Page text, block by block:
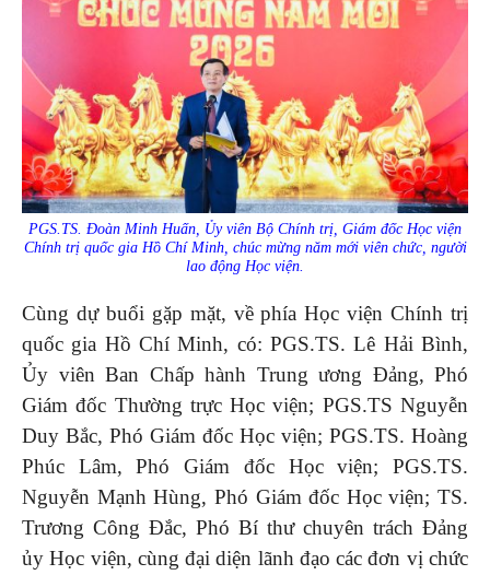
PGS.TS. Đoàn Minh Huấn, Ủy viên Bộ Chính trị, Giám đốc Học viện
Chính trị quốc gia Hồ Chí Minh, chúc mừng năm mới viên chức, người
lao động Học viện.
Cùng dự buổi gặp mặt, về phía Học viện Chính trị
quốc gia Hồ Chí Minh, có: PGS.TS. Lê Hải Bình,
Ủy viên Ban Chấp hành Trung ương Đảng, Phó
Giám đốc Thường trực Học viện; PGS.TS Nguyễn
Duy Bắc, Phó Giám đốc Học viện; PGS.TS. Hoàng
Phúc Lâm, Phó Giám đốc Học viện; PGS.TS.
Nguyễn Mạnh Hùng, Phó Giám đốc Học viện; TS.
Trương Công Đắc, Phó Bí thư chuyên trách Đảng
ủy Học viện, cùng đại diện lãnh đạo các đơn vị chức